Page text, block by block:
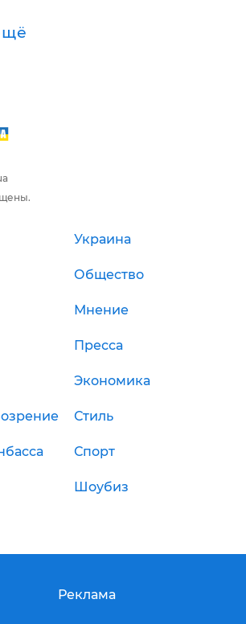
Украина
Общество
Мнение
Пресса
Экономика
Стиль
Спорт
Шоубиз
Реклама